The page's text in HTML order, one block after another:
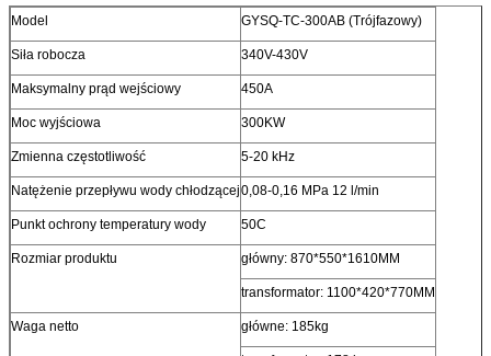
Model GYSQ-TC-300AB (Trójfazowy)
Siła robocza 340V-430V
Maksymalny prąd wejściowy 450A
Moc wyjściowa 300KW
Zmienna częstotliwość 5-20 kHz
Natężenie przepływu wody chłodzącej0,08-0,16 MPa 12 l/min
Punkt ochrony temperatury wody 50C
Rozmiar produktu główny: 870*550*1610MM
transformator: 1100*420*770MM
Waga netto główne: 185kg